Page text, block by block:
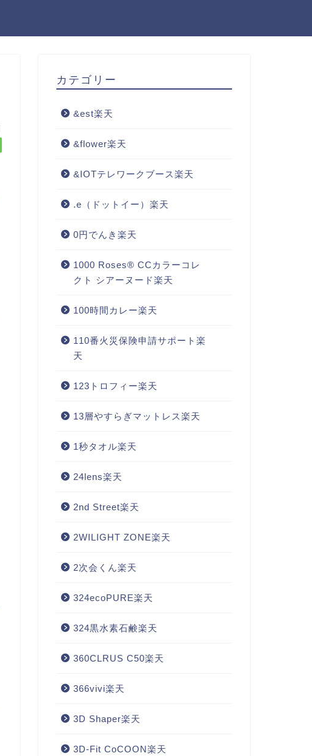
カテゴリー
&est楽天
&flower楽天
&IOTテレワークブース楽天
.e（ドットイー）楽天
0円でんき楽天
1000 Roses® CCカラーコレ
クト シアーヌード楽天
100時間カレー楽天
110番火災保険申請サポート楽
天
123トロフィー楽天
13層やすらぎマットレス楽天
1秒タオル楽天
24lens楽天
2nd Street楽天
2WILIGHT ZONE楽天
2次会くん楽天
324ecoPURE楽天
324黒水素石鹸楽天
360CLRUS C50楽天
366vivi楽天
3D Shaper楽天
3D-Fit CoCOON楽天